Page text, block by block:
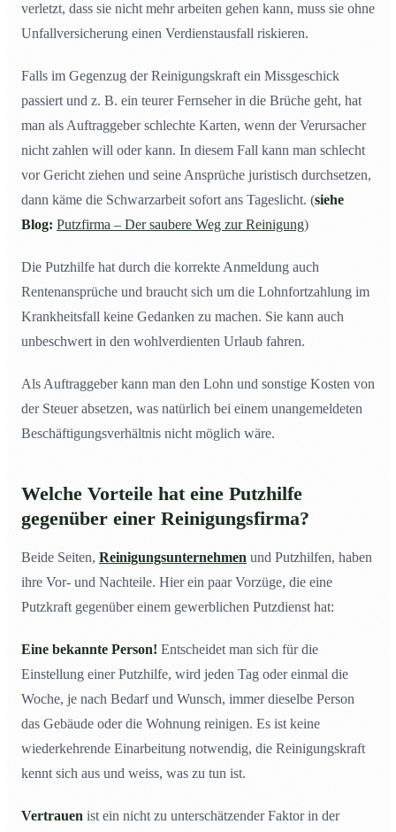
verletzt, dass sie nicht mehr arbeiten gehen kann, muss sie ohne
Unfallversicherung einen Verdienstausfall riskieren.
Falls im Gegenzug der Reinigungskraft ein Missgeschick
passiert und z. B. ein teurer Fernseher in die Brüche geht, hat
man als Auftraggeber schlechte Karten, wenn der Verursacher
nicht zahlen will oder kann. In diesem Fall kann man schlecht
vor Gericht ziehen und seine Ansprüche juristisch durchsetzen,
dann käme die Schwarzarbeit sofort ans Tageslicht. (siehe
Blog: Putzfirma – Der saubere Weg zur Reinigung)
Die Putzhilfe hat durch die korrekte Anmeldung auch
Rentenansprüche und braucht sich um die Lohnfortzahlung im
Krankheitsfall keine Gedanken zu machen. Sie kann auch
unbeschwert in den wohlverdienten Urlaub fahren.
Als Auftraggeber kann man den Lohn und sonstige Kosten von
der Steuer absetzen, was natürlich bei einem unangemeldeten
Beschäftigungsverhältnis nicht möglich wäre.
Welche Vorteile hat eine Putzhilfe
gegenüber einer Reinigungsfirma?
Beide Seiten, Reinigungsunternehmen und Putzhilfen, haben
ihre Vor- und Nachteile. Hier ein paar Vorzüge, die eine
Putzkraft gegenüber einem gewerblichen Putzdienst hat:
Eine bekannte Person! Entscheidet man sich für die
Einstellung einer Putzhilfe, wird jeden Tag oder einmal die
Woche, je nach Bedarf und Wunsch, immer dieselbe Person
das Gebäude oder die Wohnung reinigen. Es ist keine
wiederkehrende Einarbeitung notwendig, die Reinigungskraft
kennt sich aus und weiss, was zu tun ist.
Vertrauen ist ein nicht zu unterschätzender Faktor in der